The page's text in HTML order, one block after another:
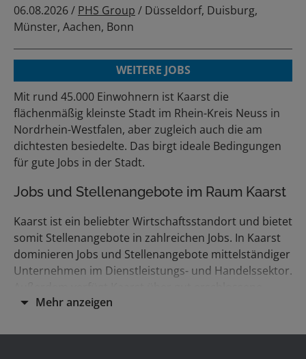
06.08.2026 / PHS Group / Düsseldorf, Duisburg,
Münster, Aachen, Bonn
WEITERE JOBS
Mit rund 45.000 Einwohnern ist Kaarst die
flächenmäßig kleinste Stadt im Rhein-Kreis Neuss in
Nordrhein-Westfalen, aber zugleich auch die am
dichtesten besiedelte. Das birgt ideale Bedingungen
für gute Jobs in der Stadt.
Jobs und Stellenangebote im Raum Kaarst
Kaarst ist ein beliebter Wirtschaftsstandort und bietet
somit Stellenangebote in zahlreichen Jobs. In Kaarst
dominieren Jobs und Stellenangebote mittelständiger
Unternehmen im Dienstleistungs- und Handelssektor.
Industriegebiete, die wiederum viele Jobs bieten. Der
Firma Parker Hannifin. Aber auch die Stadtverwaltung
Mehr anzeigen